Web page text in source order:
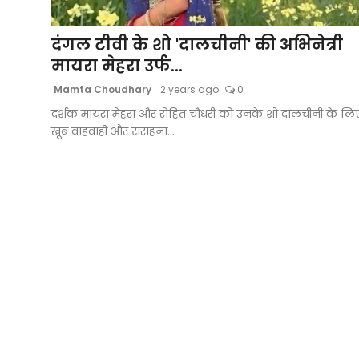
ब्यूटी पेजेंट
अवार्ड्स
दंगल टीवी के शो 'दालचीनी' की अभिनेत्री
मायरा मेहरा उर्फ...
Mamta Choudhary 2 years ago 0
दर्शक मायरा मेहरा और रोहित चौधरी को उनके शो दालचीनी के
खूब वाहवाही और सराहना...